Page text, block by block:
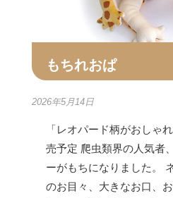
もちれおぱ
2026年5月14日
「レオパード柄がおしゃ
売予定 爬虫類界の人気者
ーがもちになりました。
のお目々、大きなお口、